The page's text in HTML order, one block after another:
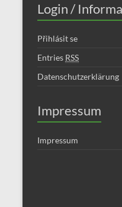
Login /
Přihlásit se
Entries RSS
Datenschutzerklärung
Impressum
Impressum